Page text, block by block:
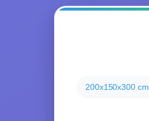
200x150x300 cm